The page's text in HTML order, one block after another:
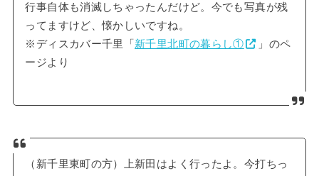
行事自体も消滅しちゃったんだけど。今でも写真が残
ってますけど、懐かしいですね。
※ディスカバー千里「 新千里北町の暮らし①
」のペ
ージより
（新千里東町の方）上新田はよく行ったよ。今打ちっ